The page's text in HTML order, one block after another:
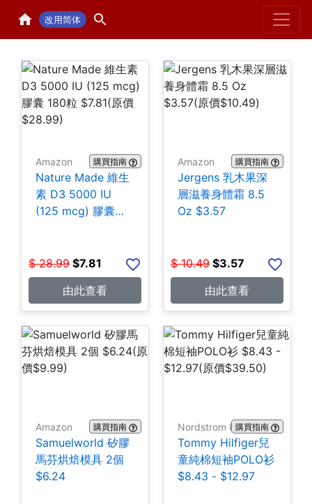
改用简体 Home
Amazon 購買指南
Nature Made 維生
素 D3 5000 IU
(125 mcg) 膠囊
$ 28.99 $7.81
由此查看
Amazon 購買指南
Jergens 乳木果深
層滋養身體霜 8.5
Oz $3.57
$ 10.49 $3.57
由此查看
Amazon 購買指南
Samuelworld 矽膠
馬芬烘焙模具 2個
$6.24
Nordstrom Rack購買指南
Tommy Hilfiger兒
童純棉短袖POLO衫
$8.43 - $12.97